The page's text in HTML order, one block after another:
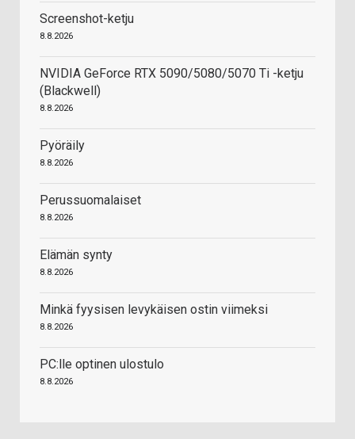
Screenshot-ketju
8.8.2026
NVIDIA GeForce RTX 5090/5080/5070 Ti -ketju
(Blackwell)
8.8.2026
Pyöräily
8.8.2026
Perussuomalaiset
8.8.2026
Elämän synty
8.8.2026
Minkä fyysisen levykäisen ostin viimeksi
8.8.2026
PC:lle optinen ulostulo
8.8.2026